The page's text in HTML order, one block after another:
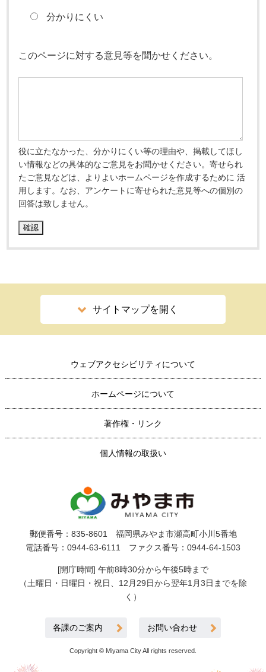
分かりにくい
このページに対する意見等を聞かせください。
役に立たなかった、分かりにくい等の理由や、掲載してほし
い情報などの具体的なご意見をお聞かせください。寄せられ
たご意見などは、よりよいホームページを作成するために 活
用します。なお、アンケートに寄せられた意見等への個別の
回答は致しません。
サイトマップを開く
ウェブアクセシビリティについて
ホームページについて
著作権・リンク
個人情報の取扱い
郵便番号：835-8601 福岡県みやま市瀬高町小川5番地
電話番号：0944-63-6111 ファクス番号：0944-64-1503
[開庁時間] 午前8時30分から午後5時まで
（土曜日・日曜日・祝日、12月29日から翌年1月3日までを除
く）
各課のご案内 お問い合わせ
Copyright © Miyama City All rights reserved.